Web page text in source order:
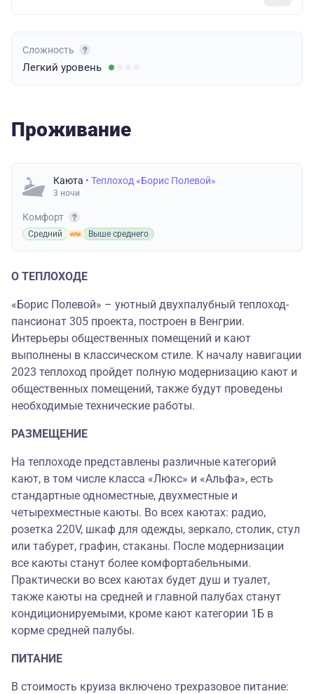
Сложность
Легкий уровень
Проживание
Каюта • Теплоход «Борис Полевой»
3 ночи
Комфорт
Средний Выше среднего
О ТЕПЛОХОДЕ
«Борис Полевой» – уютный двухпалубный теплоход-
пансионат 305 проекта, построен в Венгрии.
Интерьеры общественных помещений и кают
выполнены в классическом стиле. К началу навигации
2023 теплоход пройдет полную модернизацию кают и
общественных помещений, также будут проведены
необходимые технические работы.
РАЗМЕЩЕНИЕ
На теплоходе представлены различные категорий
кают, в том числе класса «Люкс» и «Альфа», есть
стандартные одноместные, двухместные и
четырехместные каюты. Во всех каютах: радио,
розетка 220V, шкаф для одежды, зеркало, столик, стул
или табурет, графин, стаканы. После модернизации
все каюты станут более комфортабельными.
Практически во всех каютах будет душ и туалет,
также каюты на средней и главной палубах станут
кондиционируемыми, кроме кают категории 1Б в
корме средней палубы.
ПИТАНИЕ
В стоимость круиза включено трехразовое питание: